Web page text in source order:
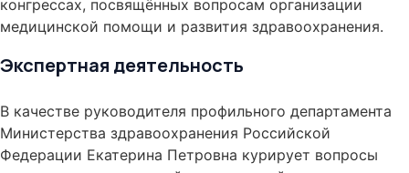
конгрессах, посвящённых вопросам организации
медицинской помощи и развития здравоохранения.
Экспертная деятельность
В качестве руководителя профильного департамента
Министерства здравоохранения Российской
Федерации Екатерина Петровна курирует вопросы